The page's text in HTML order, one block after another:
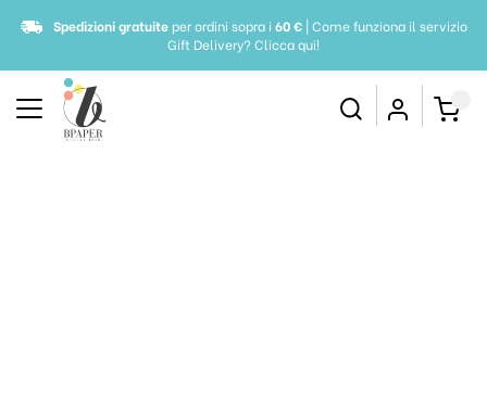
Spedizioni gratuiteper ordini sopra i 60 €| Come funziona il servizio
Gift Delivery?Clicca qui!